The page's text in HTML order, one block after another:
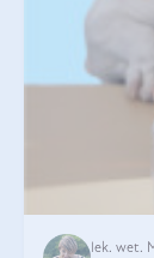
lek. wet.